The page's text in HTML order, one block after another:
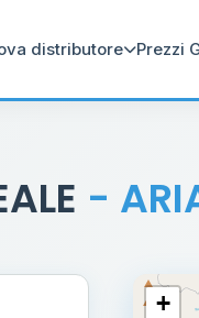
distributore Prezzi
-
+